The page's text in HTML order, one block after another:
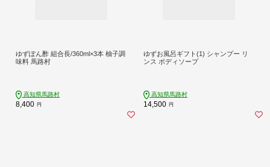
ゆずぽん酢 組合長/360ml×3本 柚子調
味料 馬路村
高知県馬路村
8,400 円
ゆずお風呂ギフト(1) シャンプー リ
ンス ボディソープ
高知県馬路村
14,500 円